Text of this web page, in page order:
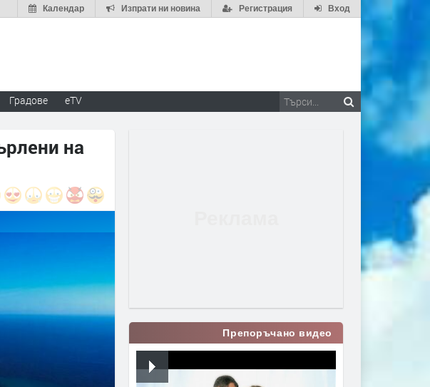
Вход
Регистрация
Изпрати ни новина
Календар
Градове eTV
на
Препоръчано видео